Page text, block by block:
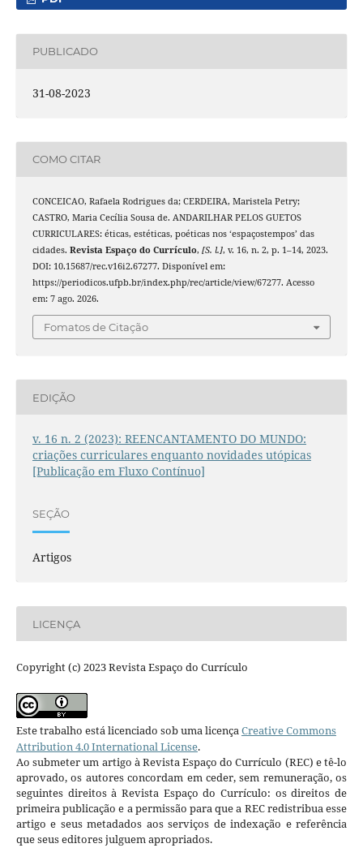
PUBLICADO
31-08-2023
COMO CITAR
CONCEICAO, Rafaela Rodrigues da; CERDEIRA, Maristela Petry;
CASTRO, Maria Cecília Sousa de. ANDARILHAR PELOS GUETOS
CURRICULARES: éticas, estéticas, poéticas nos ‘espaçostempos’ das
cidades. Revista Espaço do Currículo, [S. l.], v. 16, n. 2, p. 1–14, 2023.
DOI: 10.15687/rec.v16i2.67277. Disponível em:
https://periodicos.ufpb.br/index.php/rec/article/view/67277. Acesso
em: 7 ago. 2026.
Fomatos de Citação
EDIÇÃO
v. 16 n. 2 (2023): REENCANTAMENTO DO MUNDO:
criações curriculares enquanto novidades utópicas
[Publicação em Fluxo Contínuo]
SEÇÃO
Artigos
LICENÇA
Copyright (c) 2023 Revista Espaço do Currículo
Este trabalho está licenciado sob uma licençaCreative Commons
Attribution 4.0 International License.
Ao submeter um artigo à Revista Espaço do Currículo (REC) e tê-lo
aprovado, os autores concordam em ceder, sem remuneração, os
seguintes direitos à Revista Espaço do Currículo: os direitos de
primeira publicação e a permissão para que a REC redistribua esse
artigo e seus metadados aos serviços de indexação e referência
que seus editores julguem apropriados.